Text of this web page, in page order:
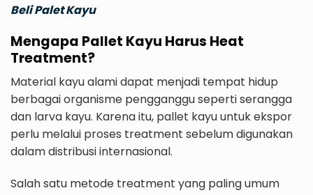
Beli Palet Kayu
Mengapa Pallet Kayu Harus Heat
Treatment?
Material kayu alami dapat menjadi tempat hidup
berbagai organisme pengganggu seperti serangga
dan larva kayu. Karena itu, pallet kayu untuk ekspor
perlu melalui proses treatment sebelum digunakan
dalam distribusi internasional.
Salah satu metode treatment yang paling umum